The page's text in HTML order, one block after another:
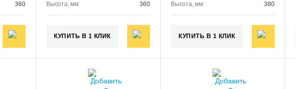
360
Высота, мм:
360
КУПИТЬ В 1 КЛИК
Высота, мм:
380
КУПИТЬ В 1 КЛИК